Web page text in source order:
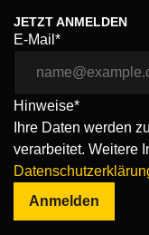
JETZT ANMELDEN
E-Mail*
Hinweise*
Ihre Daten werden
verarbeitet. Weitere
Anmelden